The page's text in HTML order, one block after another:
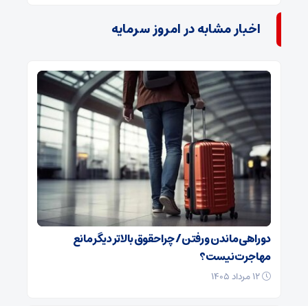
اخبار مشابه در امروز سرمایه
دوراهی ماندن و رفتن / چرا حقوق بالاتر دیگر مانع
مهاجرت نیست؟